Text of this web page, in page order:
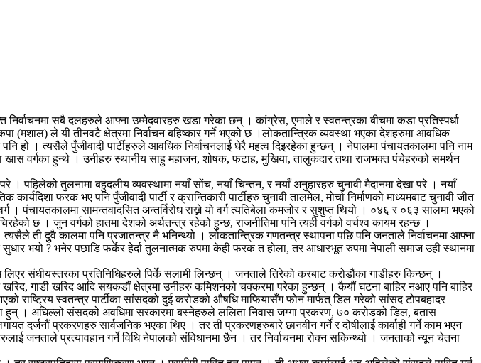
सबै दलहरुले आफ्ना उम्मेदवारहरु खडा गरेका छन् । कांग्रेस, एमाले र स्वतन्त्रका बीचमा कडा प्रतिस्पर्धा
(मशाल) ले यी तीनवटै क्षेत्रमा निर्वाचन बहिष्कार गर्ने भएको छ ।लोकतान्त्रिक व्यवस्था भएका देशहरुमा आवधिक
हो । त्यसैले पुँजीवादी पार्टीहरुले आवधिक निर्वाचनलाई धेरै महत्व दिइरहेका हुन्छन् । नेपालमा पंचायतकालमा पनि नाम
खास वर्गका हुन्थे । उनीहरु स्थानीय साहु महाजन, शोषक, फटाह, मुखिया, तालुकदार तथा राजभक्त पंचेहरुको समर्थन
परे । पहिलेको तुलनामा बहुदलीय व्यवस्थामा नयाँ सोंच, नयाँ चिन्तन, र नयाँ अनुहारहरु चुनावी मैदानमा देखा परे । नयाँ
फरक भए पनि पुँजीवादी पार्टी र क्रान्तिकारी पार्टीहरु चुनावी तालमेल, मोर्चा निर्माणको माध्यमबाट चुनावी जीत
पंचायतकालमा सामन्तवादसित अन्तर्विरोध राख्ने यो वर्ग त्यतिबेला कमजोर र सुशुप्त थियो । ०४६ र ०६३ सालमा भएको
छ । जुन वर्गको हातमा देशको अर्थतन्त्र रहेको हुन्छ, राजनीतिमा पनि त्यही वर्गको वर्चश्व कायम रहन्छ ।
ती दुुवै कालमा पनि प्रजातन्त्र नै भनिन्थ्यो । लोकतान्त्रिक गणतन्त्र स्थापना पछि पनि जनताले निर्वाचनमा आफ्ना
भयो ? भनेर पछाडि फर्केर हेर्दा तुलनात्मक रुपमा केही फरक त होला, तर आधारभूत रुपमा नेपाली समाज उही स्थानमा
संघीयस्तरका प्रतिनिधिहरुले पिर्के सलामी लिन्छन् । जनताले तिरेको करबाट करोडौंका गाडीहरु किन्छन् ।
गाडी खरिद आदि सयकडौं क्षेत्रमा उनीहरु कमिशनको चक्करमा परेका हुन्छन् । कैयौं घटना बाहिर नआए पनि बाहिर
राष्ट्रिय स्वतन्त्र पार्टीका सांसदको दुई करोडको औषधि माफियासँग फोन मार्फत् डिल गरेको सांसद टोपबहादर
हुन् । अघिल्लो संसदको अवधिमा सरकारमा बस्नेहरुले ललिता निवास जग्गा प्रकरण, ७० करोडको डिल, बतास
दर्जनौं प्रकरणहरु सार्वजनिक भएका थिए । तर ती प्रकरणहरुबारे छानवीन गर्ने र दोषीलाई कार्वाही गर्ने काम भएन
जनताले प्रत्यावहान गर्ने विधि नेपालको संविधानमा छैन । तर निर्वाचनमा रोक्न सकिन्थ्यो । जनताको न्यून चेतना